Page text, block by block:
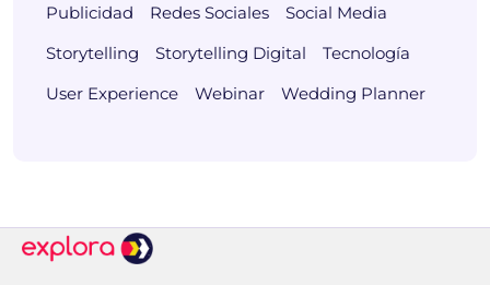
Publicidad
Redes Sociales
Social Media
Storytelling
Storytelling Digital
Tecnología
User Experience
Webinar Wedding Planner